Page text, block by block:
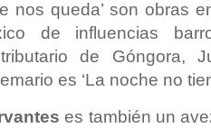
nos queda’ son obras
de influencias
de Góngora,
es ‘La noche no
es también un